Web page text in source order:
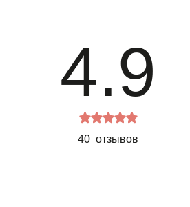
4.9
40 отзывов